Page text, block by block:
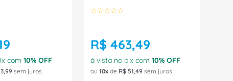
WEG
com 10% OFF
,99 sem juros
56300057 Tramontina
Eletrica
☆☆☆☆☆
R$ 463,49
à vista no pix com 10% OFF
ou 10 de R$ 51,49 sem juros